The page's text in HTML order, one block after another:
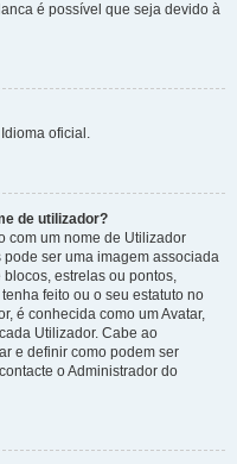
é possível que seja devido à
oficial.
de utilizador?
com um nome de Utilizador
ser uma imagem associada
estrelas ou pontos,
feito ou o seu estatuto no
é conhecida como um Avatar,
Utilizador. Cabe ao
e definir como podem ser
o Administrador do